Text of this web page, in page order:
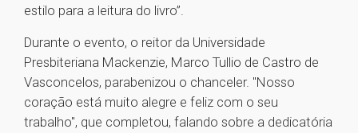
estilo para a leitura do livro”.
Durante o evento, o reitor da Universidade
Presbiteriana Mackenzie, Marco Tullio de Castro de
Vasconcelos, parabenizou o chanceler. "Nosso
coração está muito alegre e feliz com o seu
trabalho", que completou, falando sobre a dedicatória